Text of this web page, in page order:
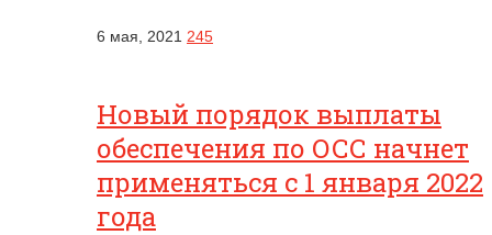
6 мая, 2021 245
Новый порядок выплаты
обеспечения по ОСС начнет
применяться с 1 января 2022
года